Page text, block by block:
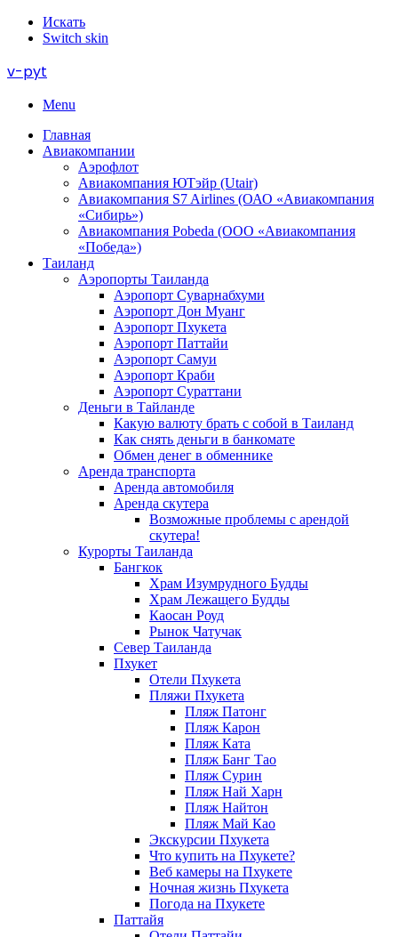
Искать
Switch skin
v-pyt
Menu
Главная
Авиакомпании
Аэрофлот
Авиакомпания ЮТэйр (Utair)
Авиакомпания S7 Airlines (ОАО «Авиакомпания
«Сибирь»)
Авиакомпания Pobeda (ООО «Авиакомпания
«Победа»)
Таиланд
Аэропорты Таиланда
Аэропорт Суварнабхуми
Аэропорт Дон Муанг
Аэропорт Пхукета
Аэропорт Паттайи
Аэропорт Самуи
Аэропорт Краби
Аэропорт Сураттани
Деньги в Тайланде
Какую валюту брать с собой в Таиланд
Как снять деньги в банкомате
Обмен денег в обменнике
Аренда транспорта
Аренда автомобиля
Аренда скутера
Возможные проблемы с арендой
скутера!
Курорты Таиланда
Бангкок
Храм Изумрудного Будды
Храм Лежащего Будды
Каосан Роуд
Рынок Чатучак
Север Таиланда
Пхукет
Отели Пхукета
Пляжи Пхукета
Пляж Патонг
Пляж Карон
Пляж Ката
Пляж Банг Тао
Пляж Сурин
Пляж Най Харн
Пляж Найтон
Пляж Май Као
Экскурсии Пхукета
Что купить на Пхукете?
Веб камеры на Пхукете
Ночная жизнь Пхукета
Погода на Пхукете
Паттайя